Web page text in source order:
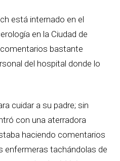
está internado en el
en la Ciudad de
bastante
del hospital donde lo
cuidar a su padre; sin
con una aterradora
haciendo comentarios
enfermeras tachándolas de